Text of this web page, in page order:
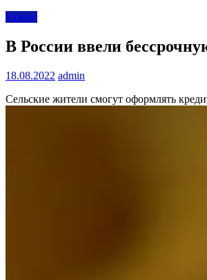
Разное
В России ввели
18.08.2022 admin
Сельские жители смогут оформлять